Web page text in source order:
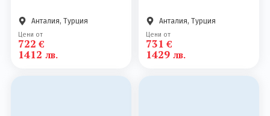
Анталия, Турция
Цени от
722 €
1412 лв.
Анталия, Турция
Цени от
731 €
1429 лв.